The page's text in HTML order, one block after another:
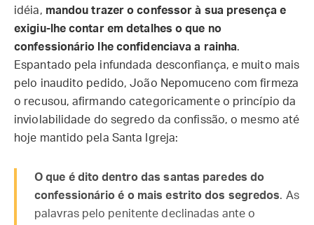
idéia, mandou trazer o confessor à sua presença e
exigiu-lhe contar em detalhes o que no
confessionário lhe confidenciava a rainha.
Espantado pela infundada desconfiança, e muito mais
pelo inaudito pedido, João Nepomuceno com firmeza
o recusou, afirmando categoricamente o princípio da
inviolabilidade do segredo da confissão, o mesmo até
hoje mantido pela Santa Igreja:
O que é dito dentro das santas paredes do
confessionário é o mais estrito dos segredos. As
palavras pelo penitente declinadas ante o